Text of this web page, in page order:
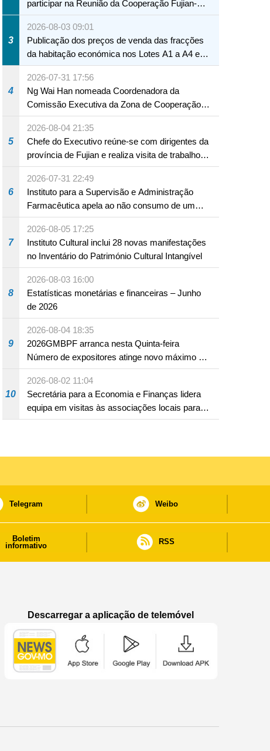
participar na Reunião da Cooperação Fujian-
Macau
3
2026-08-03 09:01
Publicação dos preços de venda das fracções
da habitação económica nos Lotes A1 a A4 e
A12 da Zona A dos Novos Aterros
4
2026-07-31 17:56
Ng Wai Han nomeada Coordenadora da
Comissão Executiva da Zona de Cooperação
Aprofundada entre Guangdong e Macau em
Hengqin
5
2026-08-04 21:35
Chefe do Executivo reúne-se com dirigentes da
província de Fujian e realiza visita de trabalho
em Fuzhou
6
2026-07-31 22:49
Instituto para a Supervisão e Administração
Farmacêutica apela ao não consumo de um
produto com substâncias medicamentosas
ocidentais
7
2026-08-05 17:25
Instituto Cultural inclui 28 novas manifestações
no Inventário do Património Cultural Intangível
8
2026-08-03 16:00
Estatísticas monetárias e financeiras – Junho
de 2026
9
2026-08-04 18:35
2026GMBPF arranca nesta Quinta-feira
Número de expositores atinge novo máximo em
18 anos
10
2026-08-02 11:04
Secretária para a Economia e Finanças lidera
equipa em visitas às associações locais para
consolidar consensos e promover os trabalhos
Telegram Weibo
Boletim
informativo
RSS
Descarregar a aplicação de telemóvel